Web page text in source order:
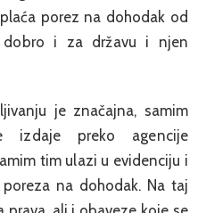
porez na dohodak od
dobro i za državu i njen
je značajna, samim
preko agencije
tim ulazi u evidenciju i
na dohodak. Na taj